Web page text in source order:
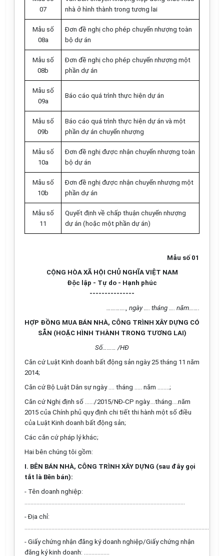
07
nhà ở hình thành trong tương lai
Mẫu số
08a
Đơn đề nghị cho phép chuyển nhượng toàn
bộ dự án
Mẫu số
08b
Đơn đề nghị cho phép chuyển nhượng một
phần dự án
Mẫu số
09a
Báo cáo quá trình thực hiện dự án
Mẫu số
09b
Báo cáo quá trình thực hiện dự án và một
phần dự án chuyển nhượng
Mẫu số
10a
Đơn đề nghị được nhận chuyển nhượng toàn
bộ dự án
Mẫu số
10b
Đơn đề nghị được nhận chuyển nhượng một
phần dự án
Mẫu số
11
Quyết định về chấp thuận chuyển nhượng
dự án (hoặc một phần dự án)
Mẫu số 01
CỘNG HÒA XÃ HỘI CHỦ NGHĨA VIỆT NAM
Độc lập - Tự do - Hạnh phúc
---------------
…………., ngày …. tháng …. năm…….
HỢP ĐỒNG MUA BÁN NHÀ, CÔNG TRÌNH XÂY DỰNG CÓ
SẴN (HOẶC HÌNH THÀNH TRONG TƯƠNG LAI)
Số……… /HĐ
Căn cứ Luật Kinh doanh bất động sản ngày 25 tháng 11 năm
2014;
Căn cứ Bộ Luật Dân sự ngày …. tháng ….. năm ……..;
Căn cứ Nghị định số ……/2015/NĐ-CP ngày....tháng….năm
2015 của Chính phủ quy định chi tiết thi hành một số điều
của Luật Kinh doanh bất động sản;
Các căn cứ pháp lý khác;
Hai bên chúng tôi gồm:
I. BÊN BÁN NHÀ, CÔNG TRÌNH XÂY DỰNG (sau đây gọi
tắt là Bên bán):
- Tên doanh nghiệp:
...........................................................................................................
- Địa chỉ:
...........................................................................................................................
- Giấy chứng nhận đăng ký doanh nghiệp/Giấy chứng nhận
đăng ký kinh doanh: .................